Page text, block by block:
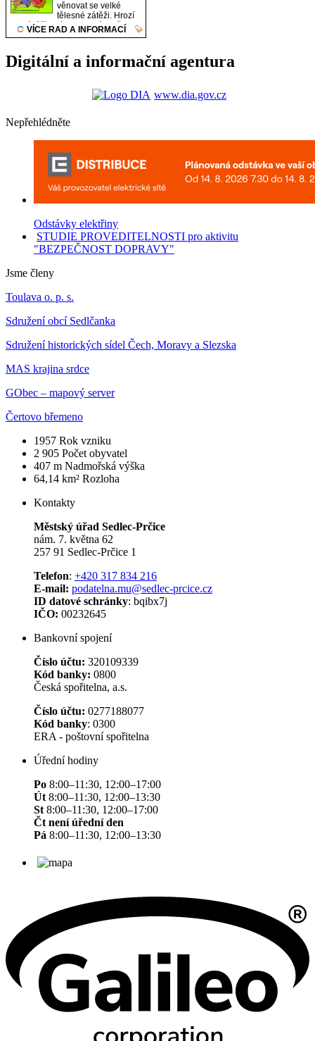
Digitální a informační agentura
www.dia.gov.cz
Nepřehlédněte
Odstávky elektřiny
STUDIE PROVEDITELNOSTI pro aktivitu
"BEZPEČNOST DOPRAVY"
Jsme členy
Toulava o. p. s.
Sdružení obcí Sedlčanka
Sdružení historických sídel Čech, Moravy a Slezska
MAS krajina srdce
GObec – mapový server
Čertovo břemeno
1957 Rok vzniku
2 905 Počet obyvatel
407 m Nadmořská výška
64,14 km² Rozloha
Kontakty
Městský úřad Sedlec-Prčice
nám. 7. května 62
257 91 Sedlec-Prčice 1
Telefon: +420 317 834 216
E-mail: podatelna.mu@sedlec-prcice.cz
ID datové schránky: bqibx7j
IČO: 00232645
Bankovní spojení
Číslo účtu: 320109339
Kód banky: 0800
Česká spořitelna, a.s.
Číslo účtu: 0277188077
Kód banky: 0300
ERA - poštovní spořitelna
Úřední hodiny
Po 8:00–11:30, 12:00–17:00
Út 8:00–11:30, 12:00–13:30
St 8:00–11:30, 12:00–17:00
Čt není úřední den
Pá 8:00–11:30, 12:00–13:30